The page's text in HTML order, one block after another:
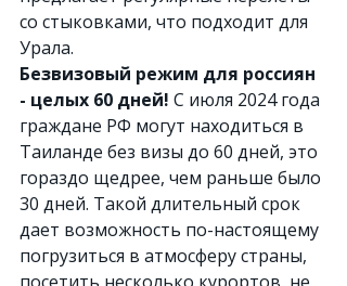
со стыковками, что подходит для
Урала.
Безвизовый режим для россиян
- целых 60 дней! С июля 2024 года
граждане РФ могут находиться в
Таиланде без визы до 60 дней, это
гораздо щедрее, чем раньше было
30 дней. Такой длительный срок
дает возможность по-настоящему
погрузиться в атмосферу страны,